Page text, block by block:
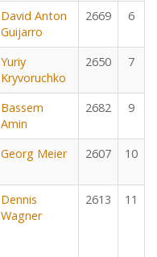
David Anton
Guijarro
2669 6
Yuriy
Kryvoruchko
2650 7
Bassem
Amin
2682 9
Georg Meier 2607 10
Dennis
Wagner
2613 11